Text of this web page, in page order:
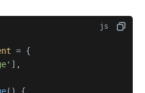
= {
],